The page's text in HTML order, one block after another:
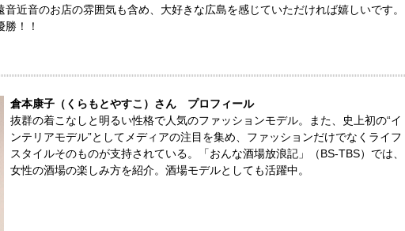
近音のお店の雰囲気も含め、大好きな広島を感じていただければ嬉しいです。
！！
倉本康子（くらもとやすこ）さん プロフィール
抜群の着こなしと明るい性格で人気のファッションモデル。また、史上初の“イ
ンテリアモデル”としてメディアの注目を集め、ファッションだけでなくライフ
スタイルそのものが支持されている。「おんな酒場放浪記」（BS-TBS）では、
女性の酒場の楽しみ方を紹介。酒場モデルとしても活躍中。